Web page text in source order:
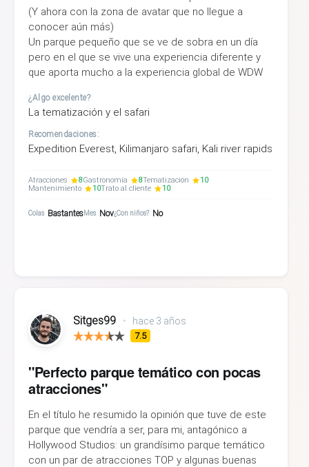
(Y ahora con la zona de avatar que no llegue a
conocer aún más)
Un parque pequeño que se ve de sobra en un día
pero en el que se vive una experiencia diferente y
que aporta mucho a la experiencia global de WDW
¿Algo excelente?
La tematización y el safari
Recomendaciones:
Expedition Everest, Kilimanjaro safari, Kali river rapids
Atracciones 8Gastronomía 8Tematización
10
Mantenimiento
10Trato al cliente 10
Colas BastantesMes Nov¿Con niños? No
Sitges99 • hace 3 años
7.5
"Perfecto parque temático con pocas
atracciones"
En el título he resumido la opinión que tuve de este
parque que vendría a ser, para mi, antagónico a
Hollywood Studios: un grandísimo parque temático
con un par de atracciones TOP y algunas buenas